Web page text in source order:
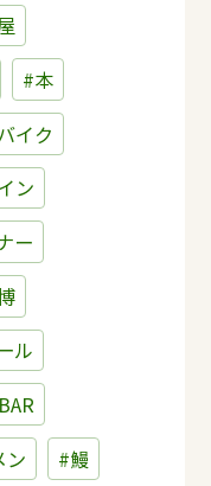
#本
イク
ン
ー
ル
ン
#鰻